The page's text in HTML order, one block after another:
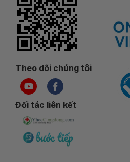
Theo dõi chúng tôi
Đối tác liên kết